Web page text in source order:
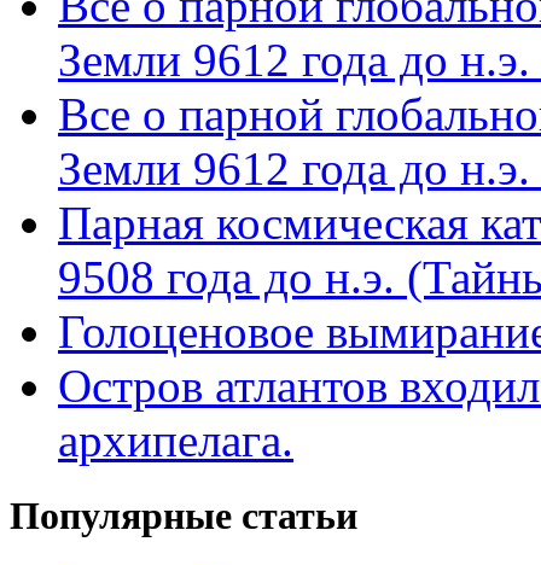
Земли 9612 года до
Все о парной
Земли 9612 года до
Парная космическая
9508 года до н.э.
Голоценовое
Остров атлантов
архипелага.
Популярные статьи